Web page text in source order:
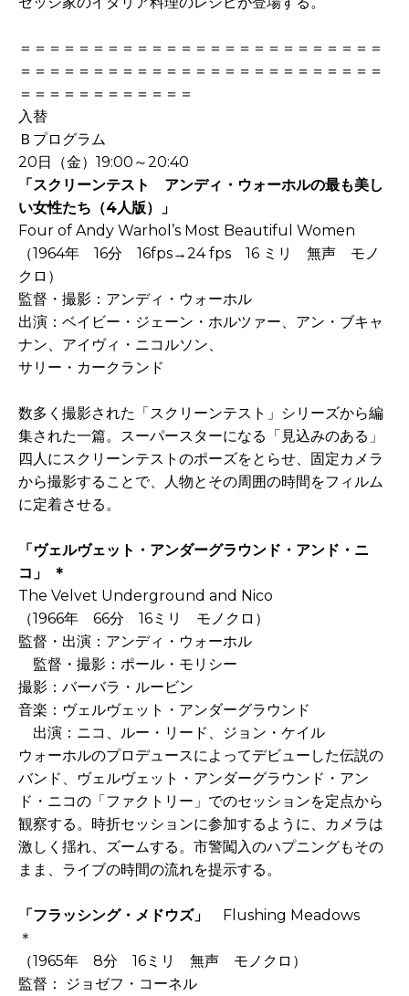
＝＝＝＝＝＝＝＝＝＝＝＝＝＝＝＝＝＝＝＝＝＝＝＝＝
＝＝＝＝＝＝＝＝＝＝＝＝＝＝＝＝＝＝＝＝＝＝＝＝＝
＝＝＝＝＝＝＝＝＝＝＝＝
入替
Ｂプログラム
20日（金）19:00～20:40
「スクリーンテスト アンディ・ウォーホルの最も美し
い女性たち（4人版）」
Four of Andy Warhol’s Most Beautiful Women
（1964年 16分 16fps→24 fps 16 ミリ 無声 モノ
クロ）
監督・撮影：アンディ・ウォーホル
出演：ベイビー・ジェーン・ホルツァー、アン・ブキャ
ナン、アイヴィ・ニコルソン、
サリー・カークランド
数多く撮影された「スクリーンテスト」シリーズから編
集された一篇。スーパースターになる「見込みのある」
四人にスクリーンテストのポーズをとらせ、固定カメラ
から撮影することで、人物とその周囲の時間をフィルム
に定着させる。
「ヴェルヴェット・アンダーグラウンド・アンド・ニ
コ」 ＊
The Velvet Underground and Nico
（1966年 66分 16ミリ モノクロ）
監督・出演：アンディ・ウォーホル
監督・撮影：ポール・モリシー
撮影：バーバラ・ルービン
音楽：ヴェルヴェット・アンダーグラウンド
出演：ニコ、ルー・リード、ジョン・ケイル
ウォーホルのプロデュースによってデビューした伝説の
バンド、ヴェルヴェット・アンダーグラウンド・アン
ド・ニコの「ファクトリー」でのセッションを定点から
観察する。時折セッションに参加するように、カメラは
激しく揺れ、ズームする。市警闖入のハプニングもその
まま、ライブの時間の流れを提示する。
「フラッシング・メドウズ」
Flushing Meadows
＊
（1965年 8分 16ミリ 無声 モノクロ）
監督： ジョゼフ・コーネル